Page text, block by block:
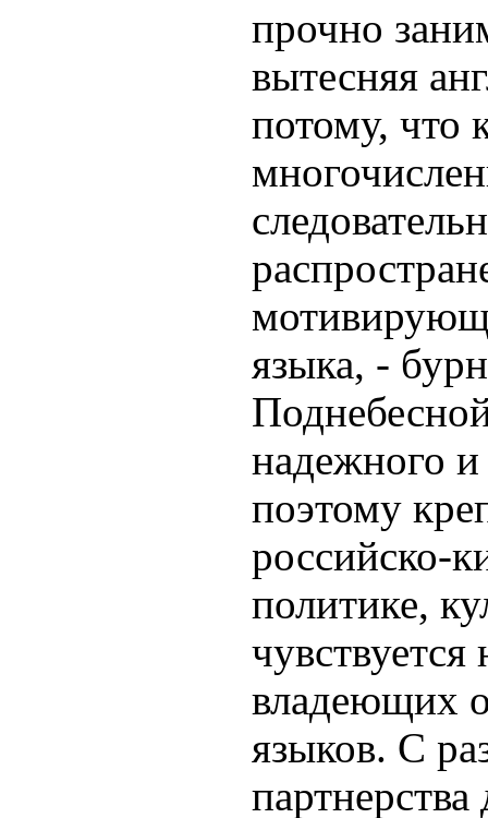
прочно
вытесняя
потому, что
языка, -
надежного
поэтому
российско-
политике,
чувствуется
владеющих
языков. С